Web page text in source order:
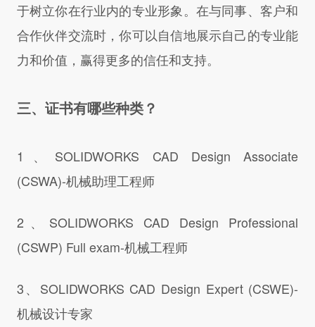
于树立你在行业内的专业形象。在与同事、客户和
合作伙伴交流时，你可以自信地展示自己的专业能
力和价值，赢得更多的信任和支持。
三、证书有哪些种类？
1、SOLIDWORKS CAD Design Associate
(CSWA)-机械助理工程师
2、SOLIDWORKS CAD Design Professional
(CSWP) Full exam-机械工程师
3、SOLIDWORKS CAD Design Expert (CSWE)-
机械设计专家